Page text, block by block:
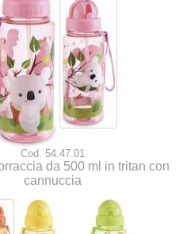
Cod. 54.47.01
da 500 ml in tritan con
cannuccia